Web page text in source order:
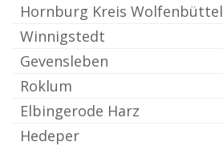
Hornburg Kreis Wolfenbüttel
Winnigstedt
Gevensleben
Roklum
Elbingerode Harz
Hedeper